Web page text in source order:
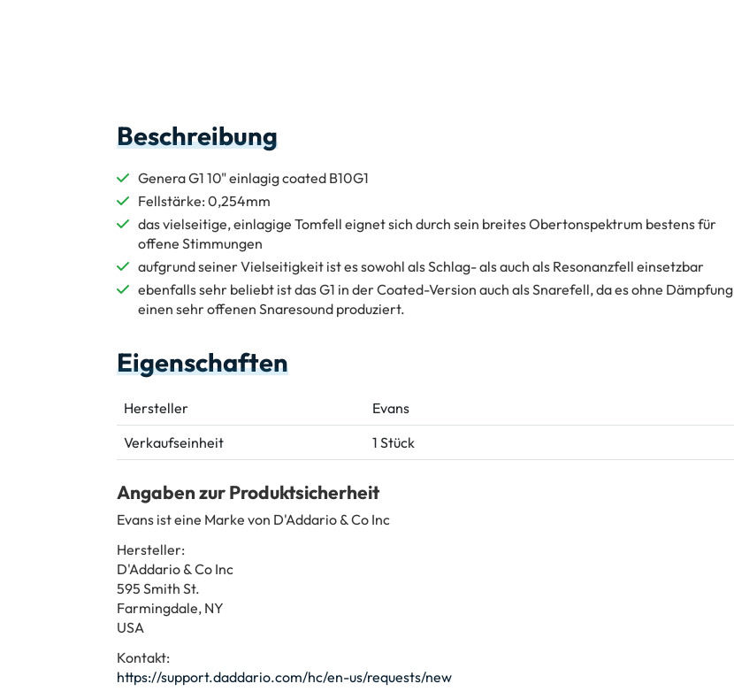
Beschreibung
Genera G1 10" einlagig coated B10G1
Fellstärke: 0,254mm
das vielseitige, einlagige Tomfell eignet sich durch sein breites Obertonspektrum bestens für
offene Stimmungen
aufgrund seiner Vielseitigkeit ist es sowohl als Schlag- als auch als Resonanzfell einsetzbar
ebenfalls sehr beliebt ist das G1 in der Coated-Version auch als Snarefell, da es ohne Dämpfung
einen sehr offenen Snaresound produziert.
Eigenschaften
Hersteller
Evans
Verkaufseinheit
1 Stück
Angaben zur Produktsicherheit
Evans ist eine Marke von D'Addario & Co Inc
Hersteller:
D'Addario & Co Inc
595 Smith St.
Farmingdale, NY
USA
Kontakt:
https://support.daddario.com/hc/en-us/requests/new